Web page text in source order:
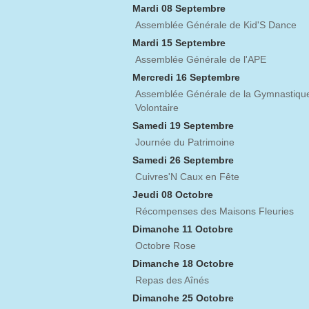
Mardi 08 Septembre
Assemblée Générale de Kid'S Dance
Mardi 15 Septembre
Assemblée Générale de l'APE
Mercredi 16 Septembre
Assemblée Générale de la
Volontaire
Samedi 19 Septembre
Journée du Patrimoine
Samedi 26 Septembre
Cuivres'N Caux en Fête
Jeudi 08 Octobre
Récompenses des Maisons Fleuries
Dimanche 11 Octobre
Octobre Rose
Dimanche 18 Octobre
Repas des Aînés
Dimanche 25 Octobre